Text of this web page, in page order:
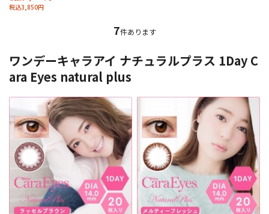
税込3,850円
7件あります
ワンデーキャラアイ ナチュラルプラス 1Day C
ara Eyes natural plus